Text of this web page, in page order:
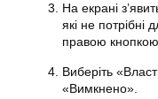
На екрані
які не потрібні
правою
Виберіть
«Вимкнено».